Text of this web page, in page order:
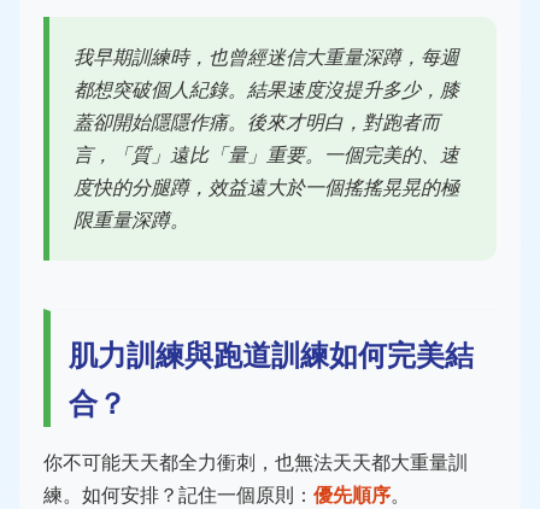
我早期訓練時，也曾經迷信大重量深蹲，每週
都想突破個人紀錄。結果速度沒提升多少，膝
蓋卻開始隱隱作痛。後來才明白，對跑者而
言，「質」遠比「量」重要。一個完美的、速
度快的分腿蹲，效益遠大於一個搖搖晃晃的極
限重量深蹲。
肌力訓練與跑道訓練如何完美結
合？
你不可能天天都全力衝刺，也無法天天都大重量訓
練。如何安排？記住一個原則： 優先順序。